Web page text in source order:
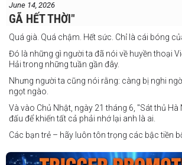
June 14, 2026
GÃ HẾT THỜI"
Quá già. Quá chậm. Hết sức. Chỉ là cái bóng
Đó là những gì người ta đã nói về huyền thoại
Hải trong những tuần gần đây.
Nhưng người ta cũng nói rằng: càng bị nghi
ngọt ngào.
Và vào Chủ Nhật, ngày 21 tháng 6, "Sát thủ Hà
đấu để khiến tất cả phải nhớ lại anh là ai.
Các bạn trẻ – hãy luôn tôn trọng các bậc tiền